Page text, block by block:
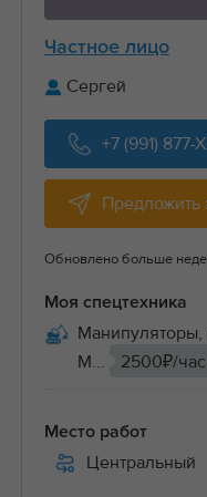
Частное лицо
Сергей
+7 (991) 877-
Предложить
Обновлено больше
Моя спецтехника
Манипуляторы,
М...
2500₽/час
Место работ
Центральный